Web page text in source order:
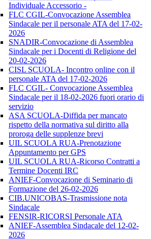
Individuale Accessorio -
FLC CGIL-Convocazione Assemblea
Sindacale per il personale ATA del 17-02-
2026
SNADIR-Convocazione di Assemblea
Sindacale per i Docenti di Religione del
20-02-2026
CISL SCUOLA- Incontro online con il
personale ATA del 17-02-2026
FLC CGIL- Convocazione Assemblea
Sindacale per il 18-02-2026 fuori orario di
servizio
ASA SCUOLA-Diffida per mancato
rispetto della normativa sul diritto alla
proroga delle supplenze brevi
UIL SCUOLA RUA-Prenotazione
Appuntamento per GPS
UIL SCUOLA RUA-Ricorso Contratti a
Termine Docenti IRC
ANIEF-Convocazione di Seminario di
Formazione del 26-02-2026
CIB.UNICOBAS-Trasmissione nota
Sindacale
FENSIR-RICORSI Personale ATA
ANIEF-Assemblea Sindacale del 12-02-
2026